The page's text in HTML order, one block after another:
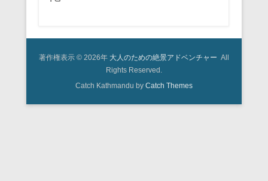
著作権表示 © 2026年 大人のための絶景アドベンチャー All
Rights Reserved.
Catch Kathmandu by Catch Themes